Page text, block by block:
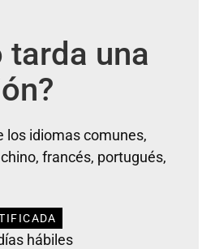
tarda una
los idiomas comunes,
francés, portugués,
hábiles